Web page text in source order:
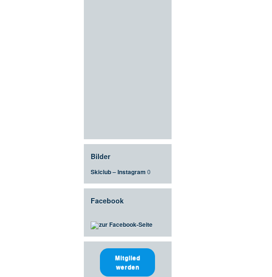
Bilder
Skiclub – Instagram 0
Facebook
zur Facebook-Seite
Mitglied
werden